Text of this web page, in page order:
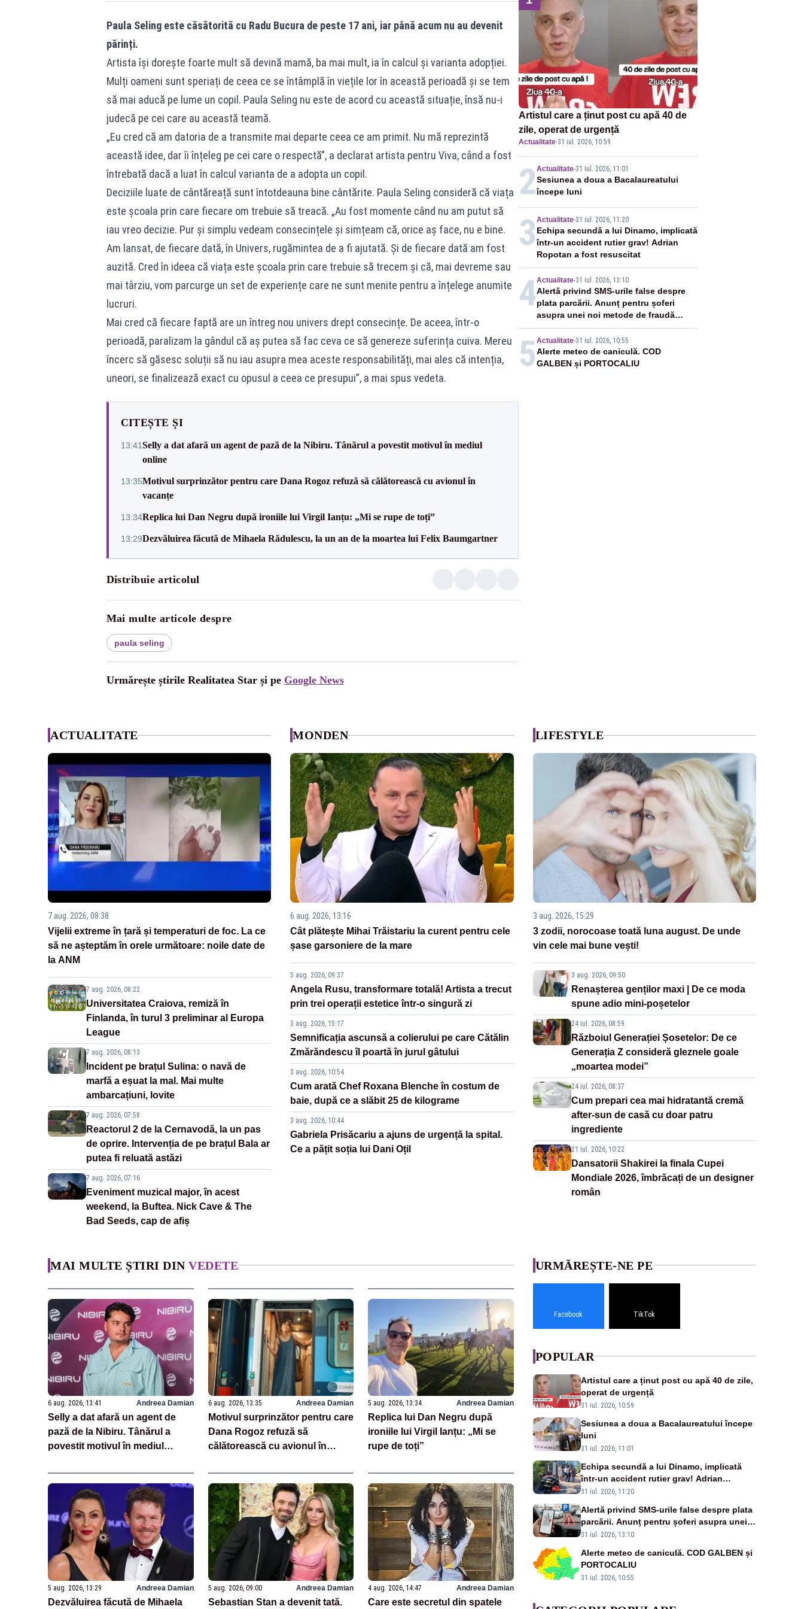
Paula Seling este căsătorită cu Radu Bucura de peste 17 ani, iar până acum nu au devenit
părinți.
Artista își dorește foarte mult să devină mamă, ba mai mult, ia în calcul și varianta adopției.
Mulți oameni sunt speriați de ceea ce se întâmplă în viețile lor în această perioadă și se tem
să mai aducă pe lume un copil. Paula Seling nu este de acord cu această situație, însă nu-i
judecă pe cei care au această teamă.
„Eu cred că am datoria de a transmite mai departe ceea ce am primit. Nu mă reprezintă
această idee, dar îi înțeleg pe cei care o respectă”, a declarat artista pentru Viva, când a fost
întrebată dacă a luat în calcul varianta de a adopta un copil.
Deciziile luate de cântăreață sunt întotdeauna bine cântărite. Paula Seling consideră că viața
este școala prin care fiecare om trebuie să treacă. „Au fost momente când nu am putut să
iau vreo decizie. Pur și simplu vedeam consecințele și simțeam că, orice aș face, nu e bine.
Am lansat, de fiecare dată, în Univers, rugămintea de a fi ajutată. Și de fiecare dată am fost
auzită. Cred în ideea că viața este școala prin care trebuie să trecem și că, mai devreme sau
mai târziu, vom parcurge un set de experiențe care ne sunt menite pentru a înțelege anumite
lucruri.
Mai cred că fiecare faptă are un întreg nou univers drept consecințe. De aceea, într-o
perioadă, paralizam la gândul că aș putea să fac ceva ce să genereze suferința cuiva. Mereu
încerc să găsesc soluții să nu iau asupra mea aceste responsabilități, mai ales că intenția,
uneori, se finalizează exact cu opusul a ceea ce presupui”, a mai spus vedeta.
CITEȘTE ȘI
13:41Selly a dat afară un agent de pază de la Nibiru. Tânărul a povestit motivul în mediul
online
13:35Motivul surprinzător pentru care Dana Rogoz refuză să călătorească cu avionul în
vacanțe
13:34Replica lui Dan Negru după ironiile lui Virgil Ianțu: „Mi se rupe de toți”
13:29Dezvăluirea făcută de Mihaela Rădulescu, la un an de la moartea lui Felix Baumgartner
Distribuie articolul
Mai multe articole despre
paula seling
Urmărește știrile Realitatea Star și pe Google News
Artistul care a ținut post cu apă 40 de
zile, operat de urgență
Actualitate·31 iul. 2026, 10:59
2Actualitate-31 iul. 2026, 11:01
Sesiunea a doua a Bacalaureatului
începe luni
3 Actualitate-31 iul. 2026, 11:20
Echipa secundă a lui Dinamo, implicată
într-un accident rutier grav! Adrian
Ropotan a fost resuscitat
4Actualitate-31 iul. 2026, 13:10
Alertă privind SMS-urile false despre
plata parcării. Anunț pentru șoferi
asupra unei noi metode de fraudă
online
5 Actualitate-31 iul. 2026, 10:55
Alerte meteo de caniculă. COD
GALBEN și PORTOCALIU
ACTUALITATE
7 aug. 2026, 08:38
Vijelii extreme în țară și temperaturi de foc. La ce
să ne așteptăm în orele următoare: noile date de
la ANM
7 aug. 2026, 08:22
Universitatea Craiova, remiză în
Finlanda, în turul 3 preliminar al Europa
League
7 aug. 2026, 08:13
Incident pe brațul Sulina: o navă de
marfă a eșuat la mal. Mai multe
ambarcațiuni, lovite
7 aug. 2026, 07:58
Reactorul 2 de la Cernavodă, la un pas
de oprire. Intervenția de pe brațul Bala ar
putea fi reluată astăzi
7 aug. 2026, 07:16
Eveniment muzical major, în acest
weekend, la Buftea. Nick Cave & The
Bad Seeds, cap de afiș
MONDEN
6 aug. 2026, 13:16
Cât plătește Mihai Trăistariu la curent pentru cele
șase garsoniere de la mare
5 aug. 2026, 09:37
Angela Rusu, transformare totală! Artista a trecut
prin trei operații estetice într-o singură zi
3 aug. 2026, 15:17
Semnificația ascunsă a colierului pe care Cătălin
Zmărăndescu îl poartă în jurul gâtului
3 aug. 2026, 10:54
Cum arată Chef Roxana Blenche în costum de
baie, după ce a slăbit 25 de kilograme
3 aug. 2026, 10:44
Gabriela Prisăcariu a ajuns de urgență la spital.
Ce a pățit soția lui Dani Oțil
LIFESTYLE
3 aug. 2026, 15:29
3 zodii, norocoase toată luna august. De unde
vin cele mai bune vești!
3 aug. 2026, 09:50
Renașterea genților maxi | De ce moda
spune adio mini-poșetelor
24 iul. 2026, 08:59
Războiul Generației Șosetelor: De ce
Generația Z consideră gleznele goale
„moartea modei”
24 iul. 2026, 08:37
Cum prepari cea mai hidratantă cremă
after-sun de casă cu doar patru
ingrediente
21 iul. 2026, 10:22
Dansatorii Shakirei la finala Cupei
Mondiale 2026, îmbrăcați de un designer
român
MAI MULTE ȘTIRI DIN VEDETE
6 aug. 2026, 13:41 Andreea Damian
Selly a dat afară un agent de
pază de la Nibiru. Tânărul a
povestit motivul în mediul
6 aug. 2026, 13:35 Andreea Damian
Motivul surprinzător pentru care
Dana Rogoz refuză să
călătorească cu avionul în
5 aug. 2026, 13:34 Andreea Damian
Replica lui Dan Negru după
ironiile lui Virgil Ianțu: „Mi se
rupe de toți”
5 aug. 2026, 13:29 Andreea Damian
Dezvăluirea făcută de Mihaela
5 aug. 2026, 09:00 Andreea Damian
Sebastian Stan a devenit tată.
4 aug. 2026, 14:47 Andreea Damian
Care este secretul din spatele
URMĂREȘTE-NE PE
Facebook TikTok
POPULAR
Artistul care a ținut post cu apă 40 de zile,
operat de urgență
31 iul. 2026, 10:59
Sesiunea a doua a Bacalaureatului începe
luni
31 iul. 2026, 11:01
Echipa secundă a lui Dinamo, implicată
într-un accident rutier grav! Adrian
Ropotan a fost resuscitat
31 iul. 2026, 11:20
Alertă privind SMS-urile false despre plata
parcării. Anunț pentru șoferi asupra unei
noi metode de fraudă online
31 iul. 2026, 13:10
Alerte meteo de caniculă. COD GALBEN și
PORTOCALIU
31 iul. 2026, 10:55